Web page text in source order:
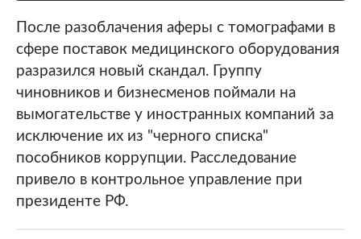
После разоблачения аферы с томографами в
сфере поставок медицинского оборудования
разразился новый скандал. Группу
чиновников и бизнесменов поймали на
вымогательстве у иностранных компаний за
исключение их из "черного списка"
пособников коррупции. Расследование
привело в контрольное управление при
президенте РФ.